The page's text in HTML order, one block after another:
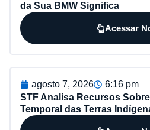
da Sua BMW Significa
Acessar
agosto 7, 2026
6:16 pm
STF Analisa Recursos
Temporal das Terras